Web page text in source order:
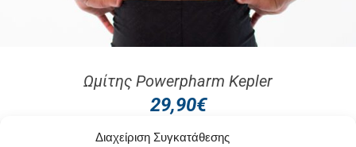
Διαχείριση Συγκατάθεσης
Ωμίτης Powerpharm Kepler
29,90€